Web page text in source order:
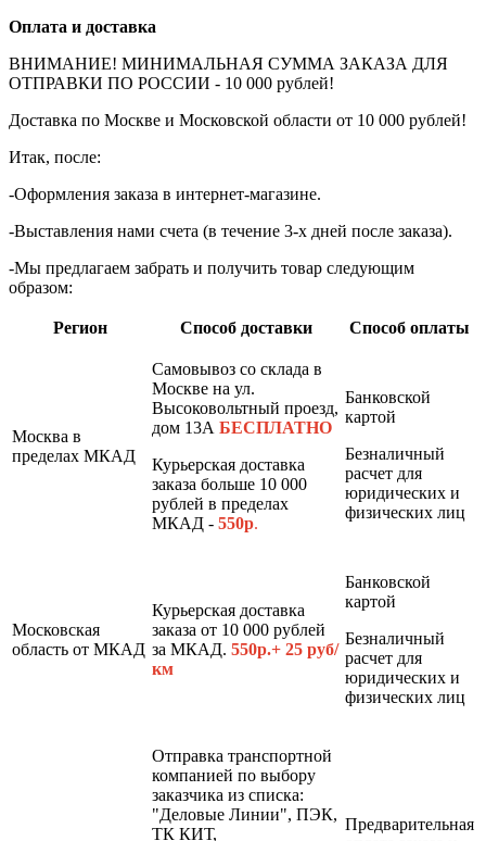
Оплата и доставка
ВНИМАНИЕ! МИНИМАЛЬНАЯ СУММА ЗАКАЗА ДЛЯ
ОТПРАВКИ ПО РОССИИ - 10 000 рублей!
Доставка по Москве и Московской области от 10 000 рублей!
Итак, после:
-Оформления заказа в интернет-магазине.
-Выставления нами счета (в течение 3-х дней после заказа).
-Мы предлагаем забрать и получить товар следующим
образом:
Регион Способ доставки Способ оплаты
Москва в
пределах МКАД
Самовывоз со склада в
Москве на ул.
Высоковольтный проезд,
дом 13А БЕСПЛАТНО
Курьерская доставка
заказа больше 10 000
рублей в пределах
МКАД - 550р.
Банковской
картой
Безналичный
расчет для
юридических и
физических лиц
Московская
область от МКАД
Курьерская доставка
заказа от 10 000 рублей
за МКАД. 550р.+ 25 руб/
км
Банковской
картой
Безналичный
расчет для
юридических и
физических лиц
Отправка транспортной
компанией по выбору
заказчика из списка:
"Деловые Линии", ПЭК,
ТК КИТ,
Предварительная